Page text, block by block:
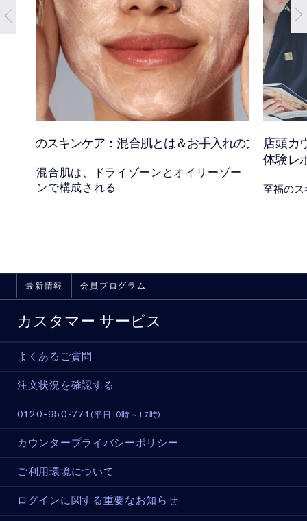
混合肌のスキンケア：混合肌とは＆お手入れの方法
混合肌は、ドライゾーンとオイリーゾー
ンで構成される
店頭カ
体験レ
至福のス
最新情報 会員プログラム
カスタマー サービス
よくあるご質問
注文状況を確認する
0120-950-771 (平日10時～17時)
カウンタープライバシーポリシー
ご利用環境について
ログインに関する重要なお知らせ